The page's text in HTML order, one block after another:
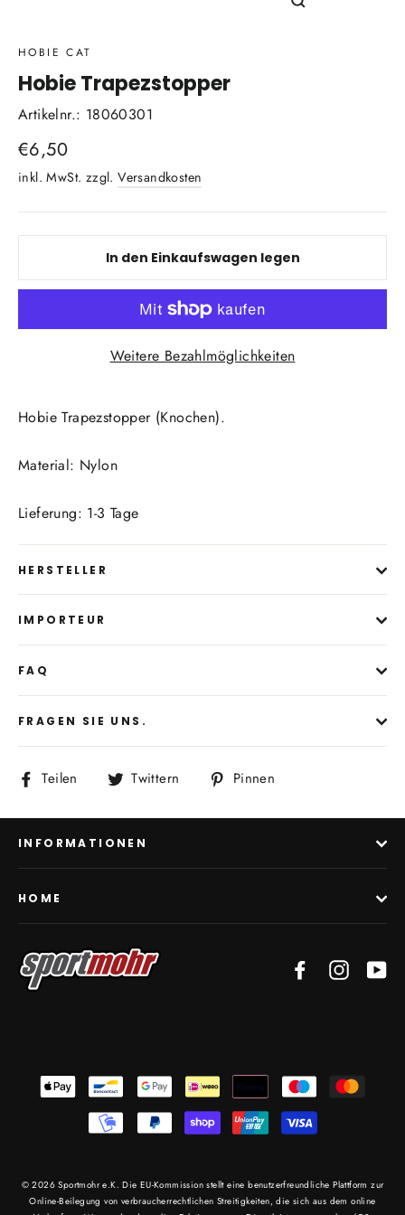
HOBIE CAT
Hobie Trapezstopper
Artikelnr.: 18060301
Normaler
Preis
€6,50
inkl. MwSt. zzgl.Versandkosten
In den Einkaufswagen legen
Weitere Bezahlmöglichkeiten
Hobie Trapezstopper (Knochen).
Material: Nylon
Lieferung: 1-3 Tage
HERSTELLER
IMPORTEUR
FAQ
FRAGEN SIE UNS.
Teilen
Auf
Twittern
Auf
Pinnen
INFORMATIONEN
HOME
Facebook
© 2026 Sportmohr e.K. Die EU-Kommission stellt eine benutzerfreundliche Plattform zur
Online-Beilegung von verbraucherrechtlichen Streitigkeiten, die sich aus dem online